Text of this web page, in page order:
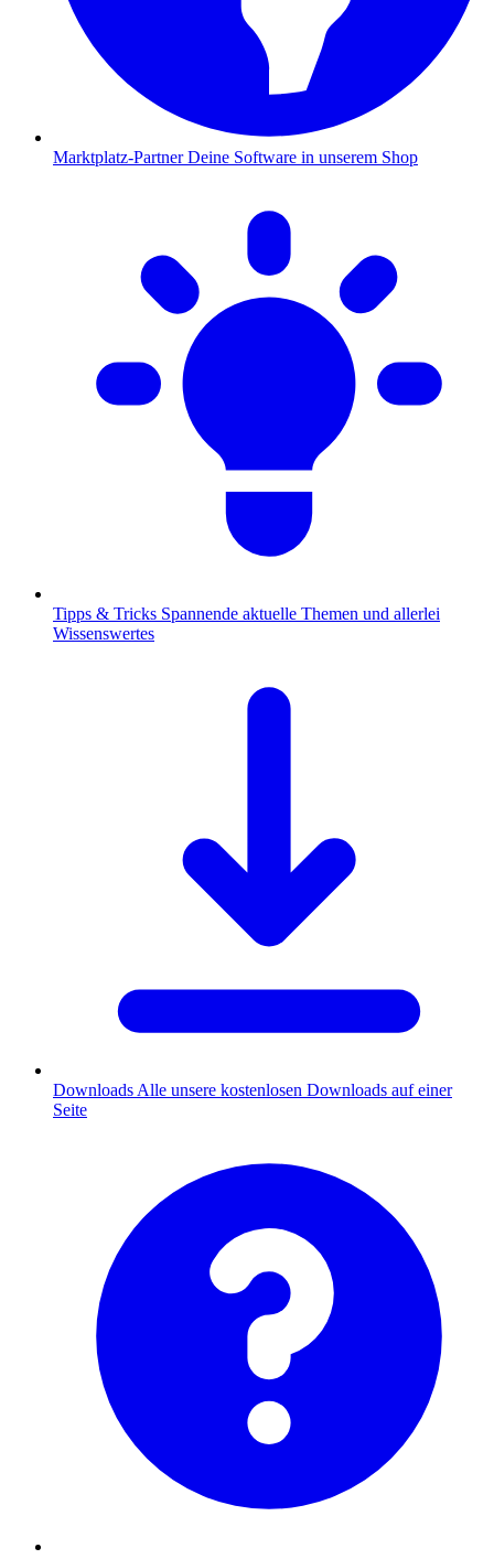
Marktplatz-Partner Deine Software in unserem Shop
Tipps & Tricks Spannende aktuelle Themen und allerlei
Wissenswertes
Downloads Alle unsere kostenlosen Downloads auf einer
Seite